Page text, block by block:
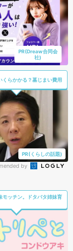
PR(Dreaw合同会
社)
くらかかる？墓じまい費用
PR(くらしの話題)
by
モッチン。ドタバタ姉妹育